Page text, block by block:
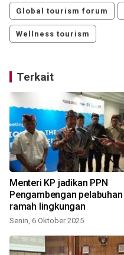
Global tourism forum
Wellness tourism
Terkait
Menteri KP jadikan PPN
Pengambengan pelabuhan
ramah lingkungan
Senin, 6 Oktober 2025